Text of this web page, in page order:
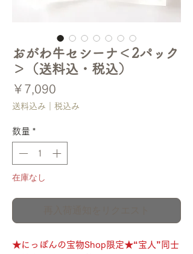
おがわ牛セシーナ＜2パック
＞（送料込・税込）
￥7,090
格
送料込み｜税込み
数量 *
在庫なし
★にっぽんの宝物Shop限定★“宝人”同士